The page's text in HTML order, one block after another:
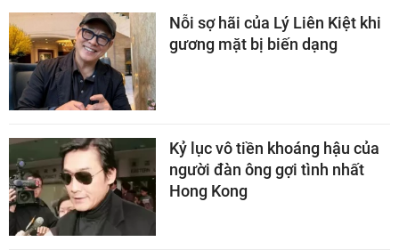
Nỗi sợ hãi của Lý Liên Kiệt khi
gương mặt bị biến dạng
Kỷ lục vô tiền khoáng hậu của
người đàn ông gợi tình nhất
Hong Kong